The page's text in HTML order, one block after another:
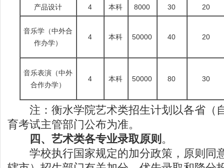
产品设计 4 本科 8000 30 20
音乐学（中外合
作办学）
4 本科 50000 40 20
音乐表演（中外
合作办学）
4 本科 50000 80 30
注：衡水学院艺术类招生计划以各省（
育考试主管部门公布为准。
四、艺术类各专业录取原则 。
学校执行国家规定的加分政策，原则同